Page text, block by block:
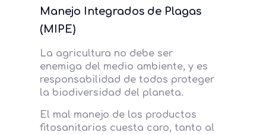
Manejo Integrados de Plagas
(MIPE)
La agricultura no debe ser
enemiga del medio ambiente, y es
responsabilidad de todos proteger
la biodiversidad del planeta.
El mal manejo de los productos
fitosanitarios cuesta caro, tanto al